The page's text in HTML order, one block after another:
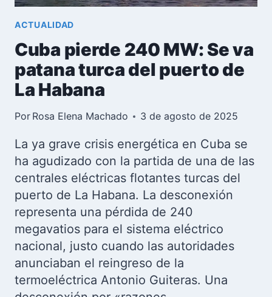
ACTUALIDAD
Cuba pierde 240 MW: Se va
patana turca del puerto de
La Habana
Por Rosa Elena Machado 3 de agosto de 2025
La ya grave crisis energética en Cuba se
ha agudizado con la partida de una de las
centrales eléctricas flotantes turcas del
puerto de La Habana. La desconexión
representa una pérdida de 240
megavatios para el sistema eléctrico
nacional, justo cuando las autoridades
anunciaban el reingreso de la
termoeléctrica Antonio Guiteras. Una